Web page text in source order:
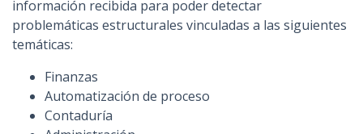
información recibida para poder detectar
problemáticas estructurales vinculadas a las siguientes
temáticas:
Finanzas
Automatización de proceso
Contaduría